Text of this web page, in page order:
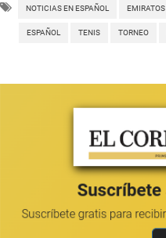
NOTICIAS EN ESPAÑOL EMIRATOS
ESPAÑOL TENIS TORNEO